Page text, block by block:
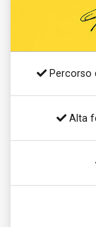
Percorso
Alta